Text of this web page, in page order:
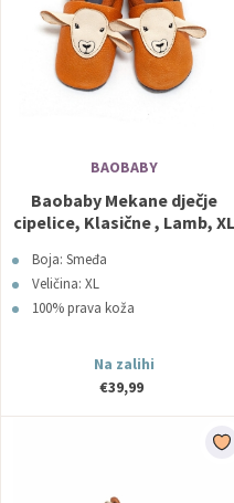
BAOBABY
Baobaby Mekane dječje
cipelice, Klasične , Lamb, XL
Boja: Smeđa
Veličina: XL
100% prava koža
Na zalihi
€39,99